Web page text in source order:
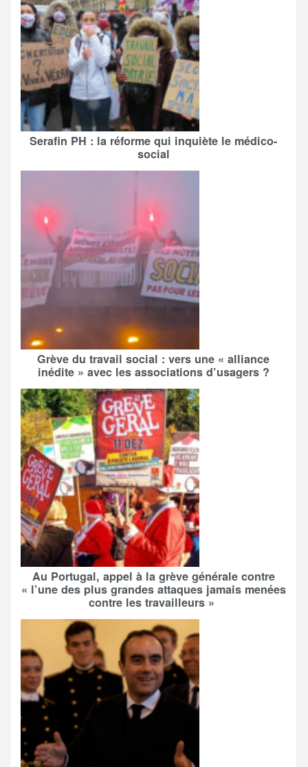
Serafin PH : la réforme qui inquiète le médico-
social
Grève du travail social : vers une « alliance
inédite » avec les associations d’usagers ?
Au Portugal, appel à la grève générale contre
« l’une des plus grandes attaques jamais menées
contre les travailleurs »